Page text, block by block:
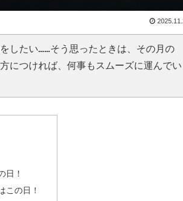
したい……そう思ったときは、その月の
につければ、何事もスムーズに運んでい
日！
この日！